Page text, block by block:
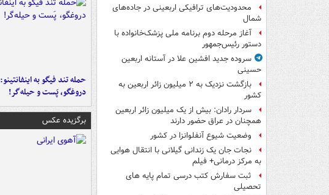
محدودیت‌های ترافیکی اربعینی در جاده‌های
شمال‌
آغاز مرحله دوم برنامه ملی پزشک‌خانواده با
دستور رئیس‌جمهور
سروده جدید افشین علا در آستانه اربعین
حسینی
بازگشت نزدیک به ۲ میلیون زائر اربعین به
کشور
سردار رادان: بیش از یک میلیون زائر اربعین
همچنان در عراق حضور دارند
وضعیت شیوع آنفلوانزا در کشور
نجات جان یک زندانی گیلانی با انتقال هوایی
به مرکز درمانی+ فیلم
ثبت سفارش کتب درسی تمام پایه های
تحصیلی
حمله تند فیگو به اینفانتینو:
دروغگو، پَست‌ و حیله‌گر!
برگزیده عکس